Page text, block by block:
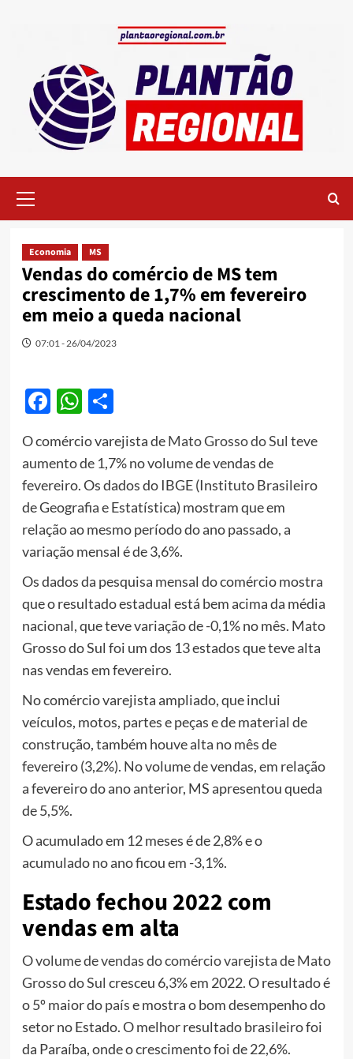
Menu
Economia MS
Vendas do comércio de MS tem
crescimento de 1,7% em fevereiro
em meio a queda nacional
07:01 - 26/04/2023
Facebook
WhatsApp
Share
O comércio varejista deMato Grosso do Sul teve
aumento de 1,7% no volume de vendas de
fevereiro. Os dados do IBGE (Instituto Brasileiro
de Geografia e Estatística) mostram que em
relação ao mesmo período do ano passado, a
variação mensal é de 3,6%.
Os dados da pesquisa mensal do comércio mostra
que o resultado estadual está bem acima da média
nacional, que teve variação de -0,1% no mês. Mato
Grosso do Sul foi um dos 13 estados que teve alta
nas vendas em fevereiro.
No comércio varejista ampliado, que inclui
veículos, motos, partes e peças e de material de
construção, também houve alta no mês de
fevereiro (3,2%). No volume de vendas, em relação
a fevereiro do ano anterior, MS apresentou queda
de 5,5%.
O acumulado em 12 meses é de 2,8% e o
acumulado no ano ficou em -3,1%.
Estado fechou 2022 com
vendas em alta
O volume de vendas do comércio varejista de Mato
Grosso do Sul cresceu 6,3% em 2022. O resultado é
o 5º maior dopaíse mostra o bom desempenho do
setor no Estado. O melhor resultado brasileiro foi
da Paraíba, onde o crescimento foi de 22,6%.